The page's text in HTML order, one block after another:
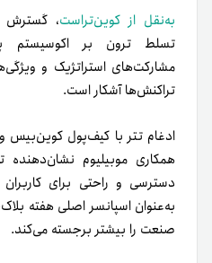
به‌نقل از کوین‌تراست، گسترش
تسلط ترون بر اکوسیستم
مشارکت‌های استراتژیک و
تراکنش‌ها آشکار است.
ادغام تتر با کیف‌پول کوین‌بیس
همکاری موبیلیوم نشان‌دهنده
دسترسی و راحتی برای
به‌عنوان اسپانسر اصلی هفته
صنعت را بیشتر برجسته می‌کند.